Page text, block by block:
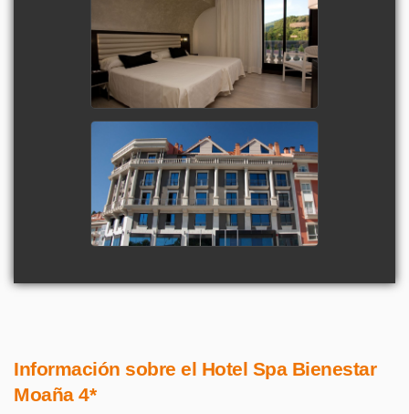
Información sobre el Hotel Spa Bienestar
Moaña 4*